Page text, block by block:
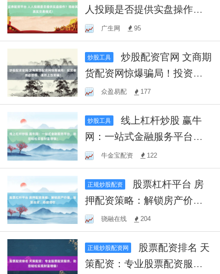
人投顾是否提供实盘操作？
揭秘其真实交易模式！
广生网 95
炒股工具
炒股配资官网 文商期
货配资网惊爆骗局！投资者
务必警惕，谨防上当受骗！
众盈易配 177
炒股工具
线上杠杆炒股 赢牛
网：一站式金融服务平台，
助您轻松实现财富增值！
牛金宝配资 122
正规炒股配资
押配资策略：解锁房产价
值，智慧投资，稳健增收
骁融在线 204
正规炒股配资网
策配资：专业股票配资服